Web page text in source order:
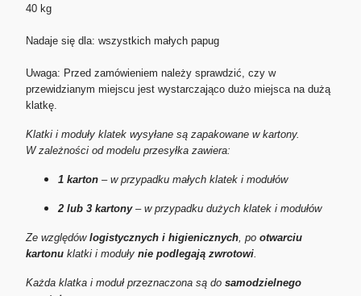
40 kg
Nadaje się dla: wszystkich małych papug
Uwaga: Przed zamówieniem należy sprawdzić, czy w
przewidzianym miejscu jest wystarczająco dużo miejsca na dużą
klatkę.
Klatki i moduły klatek wysyłane są zapakowane w kartony.
W zależności od modelu przesyłka zawiera:
1 karton – w przypadku małych klatek i modułów
2 lub 3 kartony– w przypadku dużych klatek i modułów
Ze względów logistycznych i higienicznych , po otwarciu
kartonu klatki i moduły nie podlegają zwrotowi
Każda klatka i moduł przeznaczona są do samodzielnego